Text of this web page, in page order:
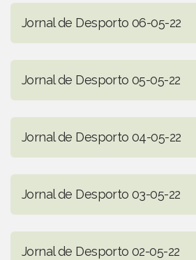
Jornal de Desporto 06-05-22
Jornal de Desporto 05-05-22
Jornal de Desporto 04-05-22
Jornal de Desporto 03-05-22
Jornal de Desporto 02-05-22